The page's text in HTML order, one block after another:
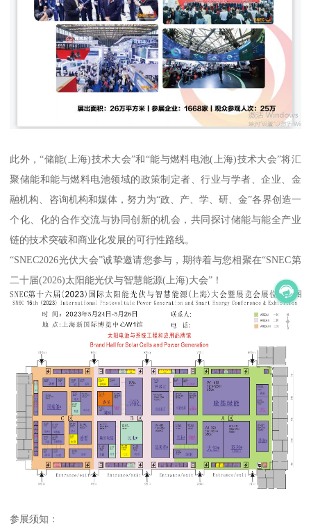
此外，“储能(上海)技术大会”和“能与燃料电池(上海)技术大会”将汇
聚储能和能与燃料电池领域的政策制定者、行业与学者、企业、金
融机构、咨询机构和媒体，努力为“政、产、学、研、金”各界创造一
个化、化的合作交流与协同创新的机会，共同探讨储能与能全产业
链的技术突破和商业化发展的可行性路线。
“SNEC2026光伏大会”诚挚邀请您参与，期待着与您相聚在“SNEC第
二十届(2026)太阳能光伏与智慧能源(上海)大会”！
参展须知：